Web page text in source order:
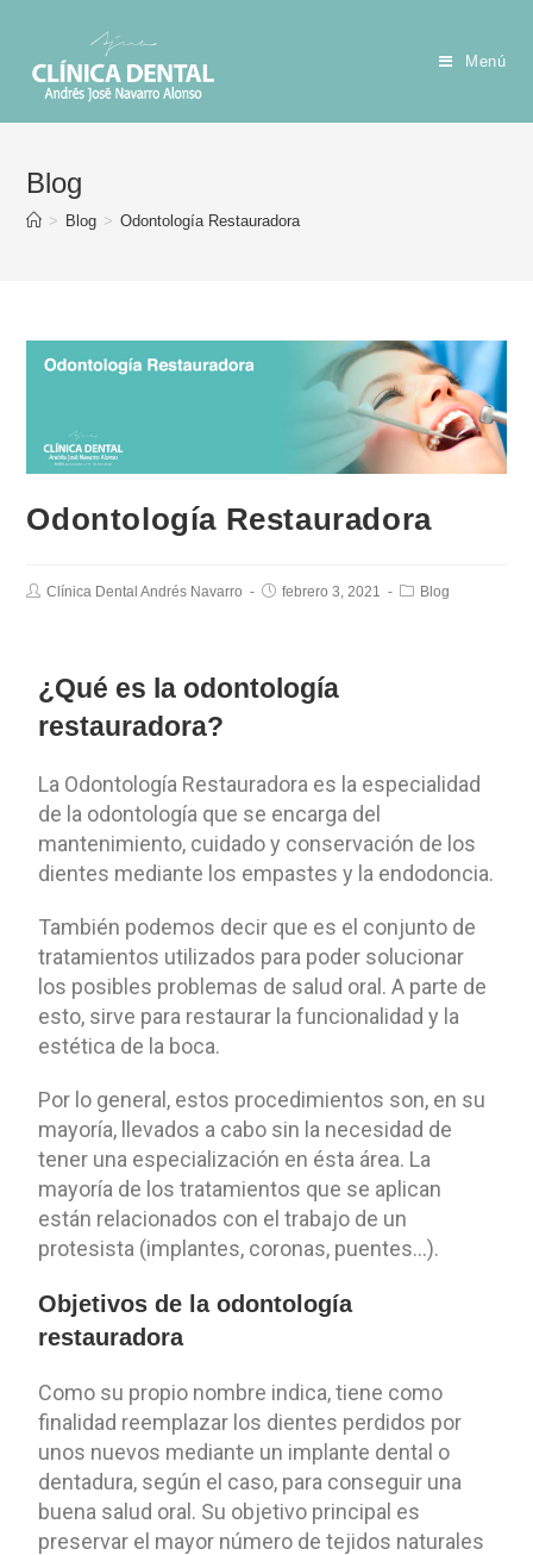
Menú
Blog
> Blog > Odontología Restauradora
Odontología Restauradora
Clínica Dental Andrés Navarro febrero 3, 2021 Blog
¿Qué es la odontología
restauradora?
La Odontología Restauradora es la especialidad
de la odontología que se encarga del
mantenimiento, cuidado y conservación de los
dientes mediante los empastes y la endodoncia.
También podemos decir que es el conjunto de
tratamientos utilizados para poder solucionar
los posibles problemas de salud oral. A parte de
esto, sirve para restaurar la funcionalidad y la
estética de la boca.
Por lo general, estos procedimientos son, en su
mayoría, llevados a cabo sin la necesidad de
tener una especialización en ésta área. La
mayoría de los tratamientos que se aplican
están relacionados con el trabajo de un
protesista (implantes, coronas, puentes…).
Objetivos de la odontología
restauradora
Como su propio nombre indica, tiene como
finalidad reemplazar los dientes perdidos por
unos nuevos mediante un implante dental o
dentadura, según el caso, para conseguir una
buena salud oral. Su objetivo principal es
preservar el mayor número de tejidos naturales